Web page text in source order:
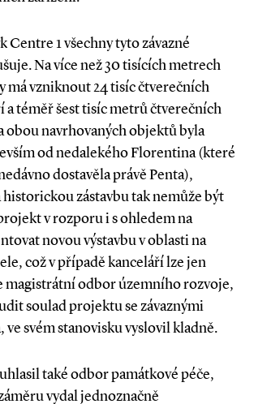
Centre 1 všechny tyto závazné
Na více než 30 tisících metrech
má vzniknout 24 tisíc čtverečních
a téměř šest tisíc metrů čtverečních
obou navrhovaných objektů byla
od nedalekého Florentina (které
dostavěla právě Penta),
historickou zástavbu tak nemůže být
v rozporu i s ohledem na
novou výstavbu v oblasti na
což v případě kanceláří lze jen
magistrátní odbor územního rozvoje,
soulad projektu se závaznými
ve svém stanovisku vyslovil kladně.
také odbor památkové péče,
vydal jednoznačně